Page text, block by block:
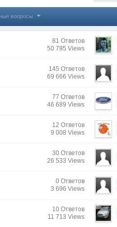
вопросы
81 Ответов
50 795 Views
145 Ответов
69 666 Views
77 Ответов
46 689 Views
12 Ответов
9 008 Views
30 Ответов
26 533 Views
0 Ответов
3 696 Views
10 Ответов
11 713 Views